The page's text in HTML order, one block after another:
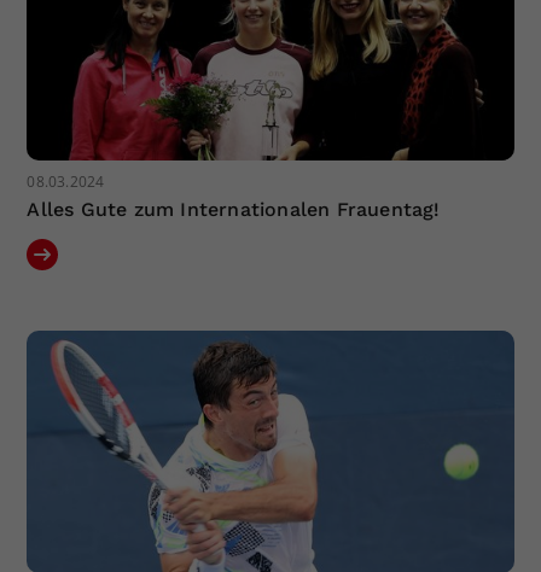
08.03.2024
Alles Gute zum Internationalen Frauentag!